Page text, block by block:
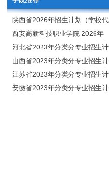
数字艺术设计大赛（NCDA）国
赛中喜获佳绩
陕西省2026年招生计划（学校代
码：8103）
西安高新科技职业学院 2026年
招生章程
河北省2023年分类分专业招生计
划（院校代号：1889）
山西省2023年分类分专业招生计
划（院校代号：5560）
江苏省2023年分类分专业招生计
划（院校代号：8931）
安徽省2023年分类分专业招生计